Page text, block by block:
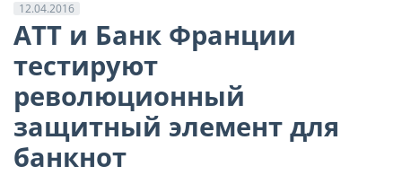
12.04.2016
ATT и Банк Франции
тестируют
революционный
защитный элемент для
банкнот